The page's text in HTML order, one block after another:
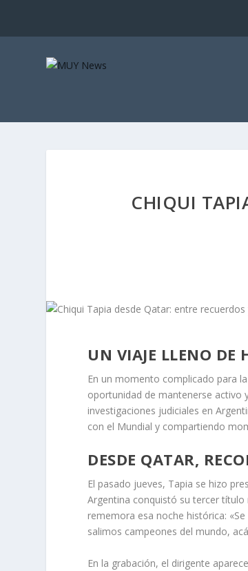
CHIQUI
UN VIAJE LLENO DE
En un momento complicado para
oportunidad de mantenerse activo
investigaciones judiciales en
con el Mundial y compartiendo
DESDE QATAR,
El pasado jueves, Tapia se hizo
Argentina conquistó su tercer título
rememora esa noche histórica:
salimos campeones del mundo,
En la grabación, el dirigente